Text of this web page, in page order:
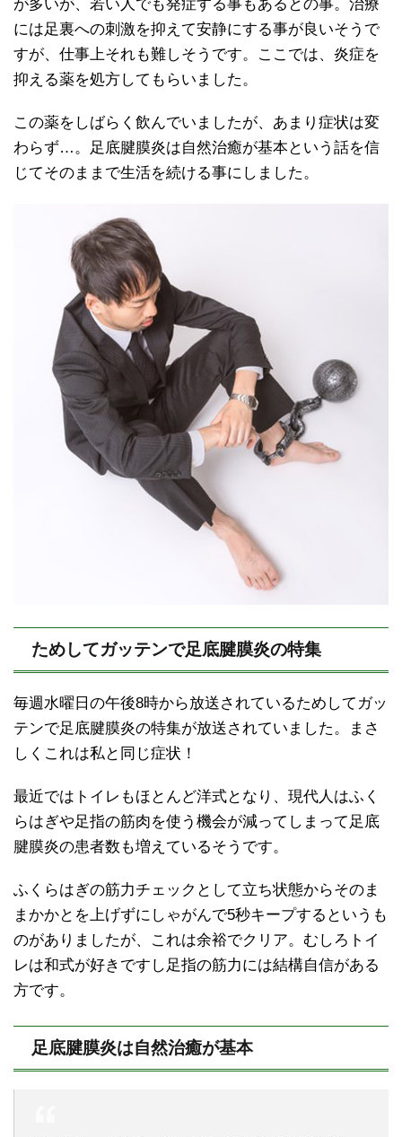
が多いが、若い人でも発症する事もあるとの事。治療
には足裏への刺激を抑えて安静にする事が良いそうで
すが、仕事上それも難しそうです。ここでは、炎症を
抑える薬を処方してもらいました。
この薬をしばらく飲んでいましたが、あまり症状は変
わらず…。足底腱膜炎は自然治癒が基本という話を信
じてそのままで生活を続ける事にしました。
ためしてガッテンで足底腱膜炎の特集
毎週水曜日の午後8時から放送されているためしてガッ
テンで足底腱膜炎の特集が放送されていました。まさ
しくこれは私と同じ症状！
最近ではトイレもほとんど洋式となり、現代人はふく
らはぎや足指の筋肉を使う機会が減ってしまって足底
腱膜炎の患者数も増えているそうです。
ふくらはぎの筋力チェックとして立ち状態からそのま
まかかとを上げずにしゃがんで5秒キープするというも
のがありましたが、これは余裕でクリア。むしろトイ
レは和式が好きですし足指の筋力には結構自信がある
方です。
足底腱膜炎は自然治癒が基本